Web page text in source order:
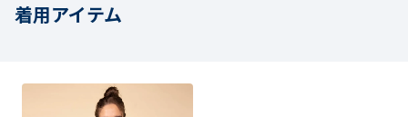
着用アイテム